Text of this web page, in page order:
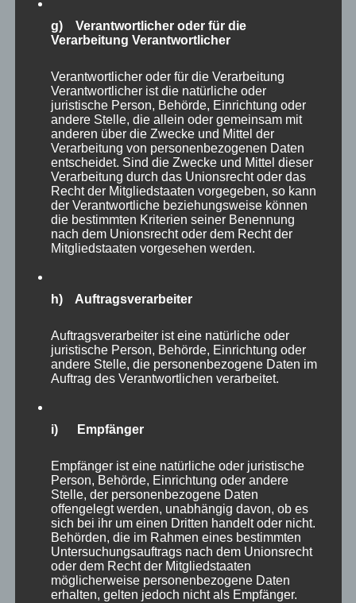
Ein Besuch imZoo Schwerin
Highlight auf dem Programm: Anfang Juni
beziehe ich für zwei Nächte dieLöwenlodge
Auge in Auge mit den Großkatzen, mal sehen,
was für schöne Bilder sich dabei machen lassen.
Wer war von Euch schon einmal imZoo
g) Verantwortlicher oder für die
Verarbeitung Verantwortlicher
Verantwortlicher oder für die Verarbeitung
Verantwortlicher ist die natürliche oder
juristische Person, Behörde, Einrichtung oder
andere Stelle, die allein oder gemeinsam mit
anderen über die Zwecke und Mittel der
Verarbeitung von personenbezogenen Daten
entscheidet. Sind die Zwecke und Mittel dieser
Verarbeitung durch das Unionsrecht oder das
Recht der Mitgliedstaaten vorgegeben, so kann
der Verantwortliche beziehungsweise können
die bestimmten Kriterien seiner Benennung
nach dem Unionsrecht oder dem Recht der
Mitgliedstaaten vorgesehen werden.
h) Auftragsverarbeiter
Auftragsverarbeiter ist eine natürliche oder
juristische Person, Behörde, Einrichtung oder
andere Stelle, die personenbezogene Daten im
Auftrag des Verantwortlichen verarbeitet.
i) Empfänger
Empfänger ist eine natürliche oder juristische
Person, Behörde, Einrichtung oder andere
Stelle, der personenbezogene Daten
offengelegt werden, unabhängig davon, ob es
sich bei ihr um einen Dritten handelt oder nicht.
Behörden, die im Rahmen eines bestimmten
Untersuchungsauftrags nach dem Unionsrecht
oder dem Recht der Mitgliedstaaten
möglicherweise personenbezogene Daten
erhalten, gelten jedoch nicht als Empfänger.